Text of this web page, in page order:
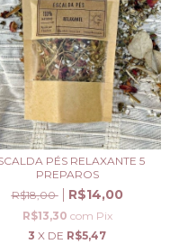
PÉS RELAXANTE 5
PREPAROS
R$18,00
R$14,00
R$13,30 com Pix
3 X DE R$5,47